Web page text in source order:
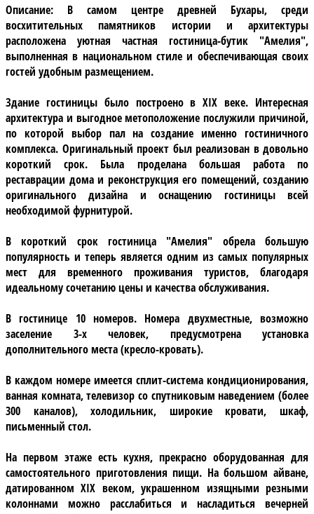
Описание: В самом центре древней Бухары, среди
восхитительных памятников истории и архитектуры
расположена уютная частная гостиница-бутик "Амелия",
выполненная в национальном стиле и обеспечивающая своих
гостей удобным размещением.
Здание гостиницы было построено в XIX веке. Интересная
архитектура и выгодное метоположение послужили причиной,
по которой выбор пал на создание именно гостиничного
комплекса. Оригинальный проект был реализован в довольно
короткий срок. Была проделана большая работа по
реставрации дома и реконструкция его помещений, созданию
оригинального дизайна и оснащению гостиницы всей
необходимой фурнитурой.
В короткий срокгостиница "Амелия" обрела большую
популярность и теперь является одним из самых популярных
мест для временного проживания туристов, благодаря
идеальному сочетанию цены и качества обслуживания.
В гостинице 10 номеров. Номера двухместные, возможно
заселение 3-х человек, предусмотрена установка
дополнительного места (кресло-кровать).
В каждом номере имеется сплит-система кондиционирования,
ванная комната, телевизор со спутниковым наведением (более
300 каналов), холодильник, широкие кровати, шкаф,
письменный стол.
На первом этаже есть кухня, прекрасно оборудованная для
самостоятельного приготовления пищи. На большом айване,
датированном XIX веком, украшенном изящными резными
колоннами можно расслабиться и насладиться вечерней